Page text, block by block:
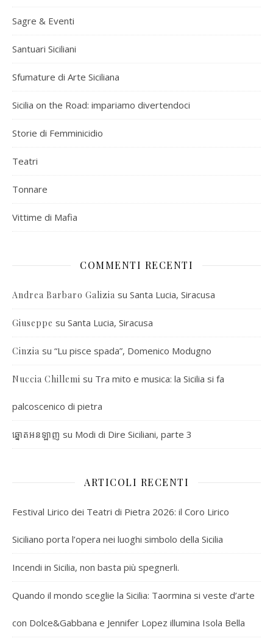
Sagre & Eventi
Santuari Siciliani
Sfumature di Arte Siciliana
Sicilia on the Road: impariamo divertendoci
Storie di Femminicidio
Teatri
Tonnare
Vittime di Mafia
COMMENTI RECENTI
Andrea Barbaro Galizia su Santa Lucia, Siracusa
Giuseppe su Santa Lucia, Siracusa
Cinzia su “Lu pisce spada”, Domenico Modugno
Nuccia Chillemi su Tra mito e musica: la Sicilia si fa
palcoscenico di pietra
ឆ្នោតអនឡាញ su Modi di Dire Siciliani, parte 3
ARTICOLI RECENTI
Festival Lirico dei Teatri di Pietra 2026: il Coro Lirico
Siciliano porta l’opera nei luoghi simbolo della Sicilia
Incendi in Sicilia, non basta più spegnerli.
Quando il mondo sceglie la Sicilia: Taormina si veste d’arte
con Dolce&Gabbana e Jennifer Lopez illumina Isola Bella